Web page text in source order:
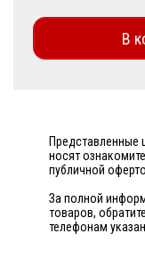
Представленные
носят
публичной
За полной
товаров,
телефонам
В